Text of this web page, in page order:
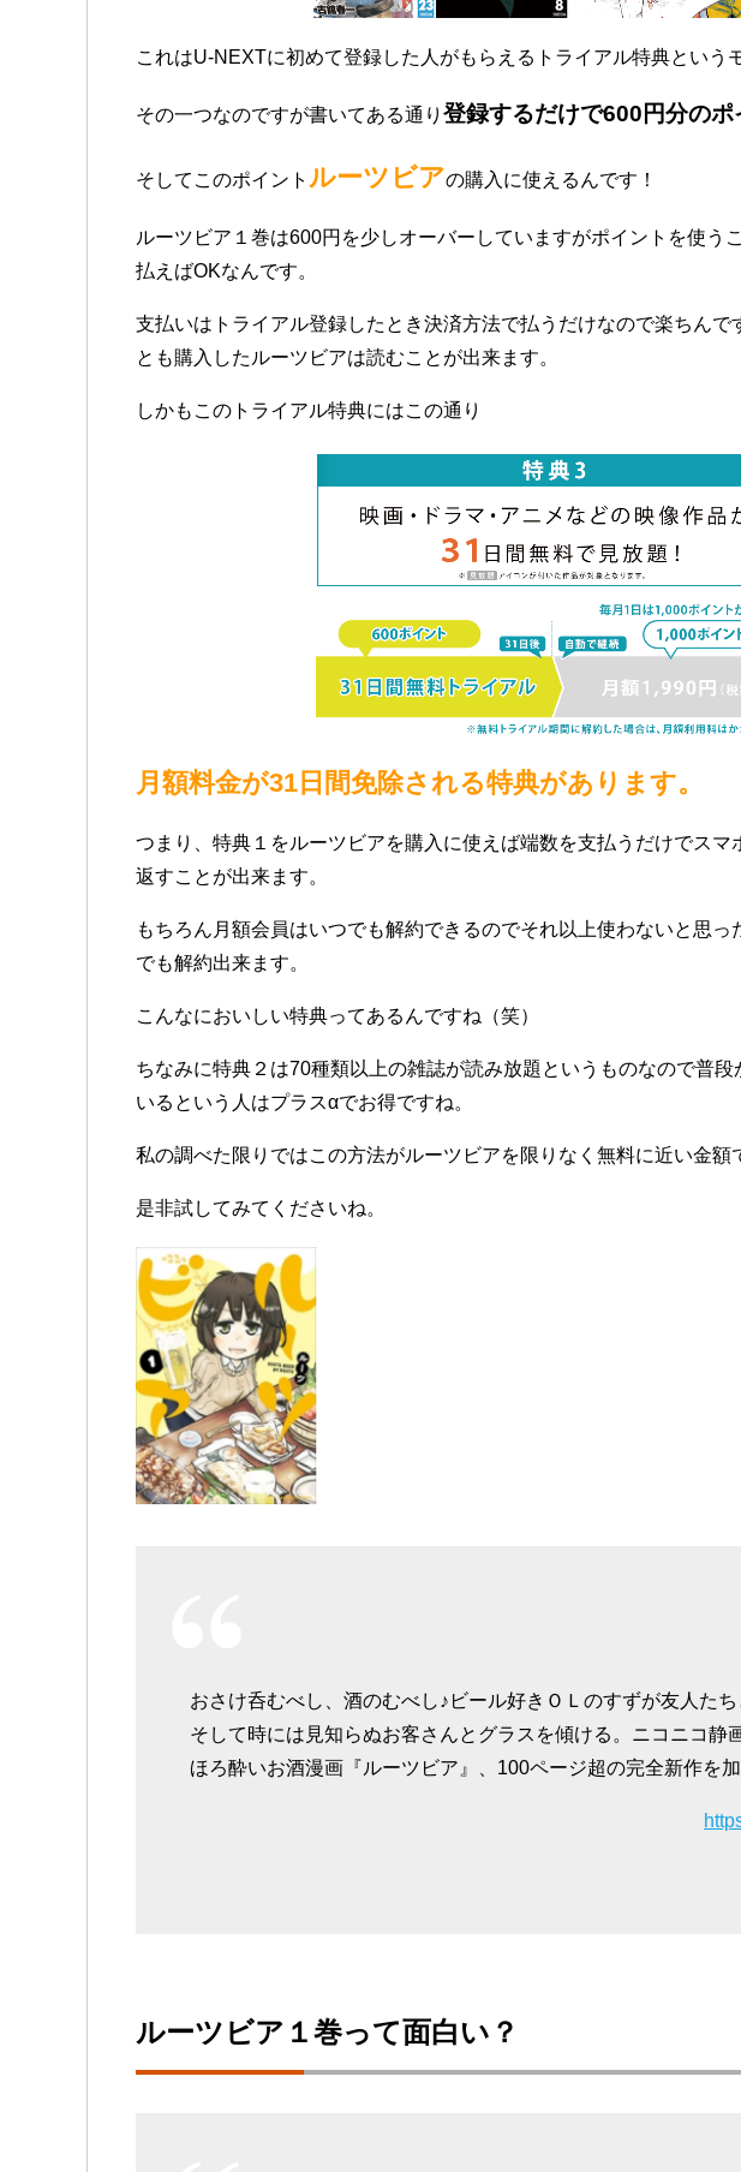
これはU-NEXTに初めて登録した人がもらえるトライアル特典という
その一つなのですが書いてある通り 登録するだけで600円分のポ
そしてこのポイント ルーツビアの購入に使えるんです！
ルーツビア１巻は600円を少しオーバーしていますがポイントを使う
払えばOKなんです。
支払いはトライアル登録したとき決済方法で払うだけなので楽ちんで
とも購入したルーツビアは読むことが出来ます。
しかもこのトライアル特典にはこの通り
月額料金が31日間免除される特典があります。
つまり、特典１をルーツビアを購入に使えば端数を支払うだけでスマ
返すことが出来ます。
もちろん月額会員はいつでも解約できるのでそれ以上使わないと思っ
でも解約出来ます。
こんなにおいしい特典ってあるんですね（笑）
ちなみに特典２は70種類以上の雑誌が読み放題というものなので普段
いるという人はプラスαでお得ですね。
私の調べた限りではこの方法がルーツビアを限りなく無料に近い金額
是非試してみてくださいね。
おさけ呑むべし、酒のむべし♪ビール好きＯＬのすずが友人たち
そして時には見知らぬお客さんとグラスを傾ける。ニコニコ静
ほろ酔いお酒漫画『ルーツビア』、100ページ超の完全新作を加
ルーツビア１巻って面白い？